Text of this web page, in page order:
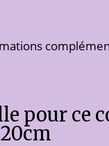
pour ce